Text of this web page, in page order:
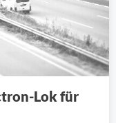
Lok für